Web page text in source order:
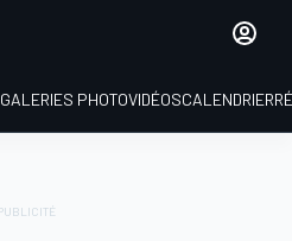
GALERIES PHOTOVIDÉOSCALENDRIER